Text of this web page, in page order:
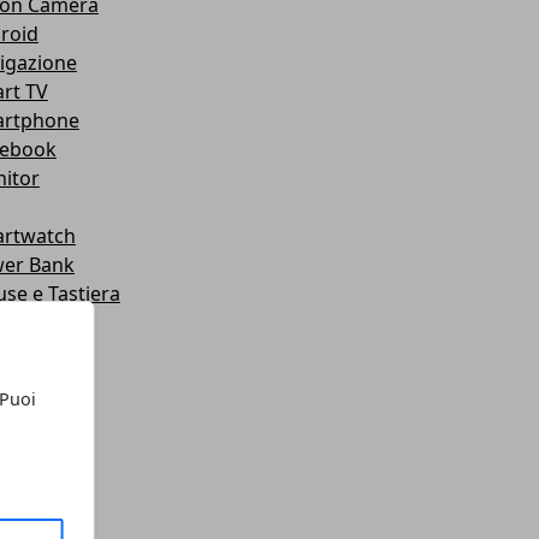
TV
Bank
e Tastiera